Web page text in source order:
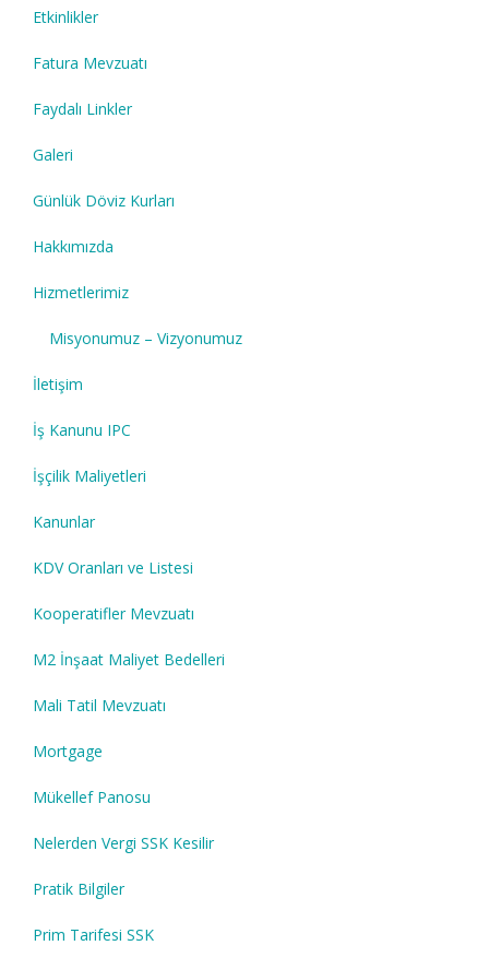
Etkinlikler
Fatura Mevzuatı
Faydalı Linkler
Galeri
Günlük Döviz Kurları
Hakkımızda
Hizmetlerimiz
Misyonumuz – Vizyonumuz
İletişim
İş Kanunu IPC
İşçilik Maliyetleri
Kanunlar
KDV Oranları ve Listesi
Kooperatifler Mevzuatı
M2 İnşaat Maliyet Bedelleri
Mali Tatil Mevzuatı
Mortgage
Mükellef Panosu
Nelerden Vergi SSK Kesilir
Pratik Bilgiler
Prim Tarifesi SSK